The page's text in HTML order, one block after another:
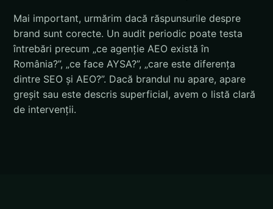
Mai important, urmărim dacă răspunsurile despre
brand sunt corecte. Un audit periodic poate testa
întrebări precum „ce agenție AEO există în
România?”, „ce face AYSA?”, „care este diferența
dintre SEO și AEO?”. Dacă brandul nu apare, apare
greșit sau este descris superficial, avem o listă clară
de intervenții.